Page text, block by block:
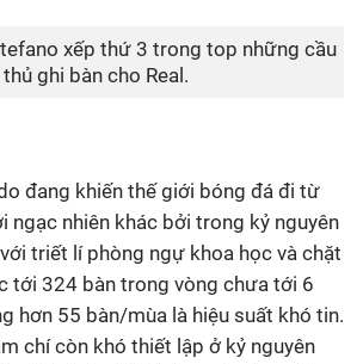
xếp thứ 3 trong top những cầu
thủ ghi bàn cho Real.
đang khiến thế giới bóng đá đi từ
ngạc nhiên khác bởi trong kỷ nguyên
triết lí phòng ngự khoa học và chặt
tới 324 bàn trong vòng chưa tới 6
hơn 55 bàn/mùa là hiệu suất khó tin.
chí còn khó thiết lập ở kỷ nguyên